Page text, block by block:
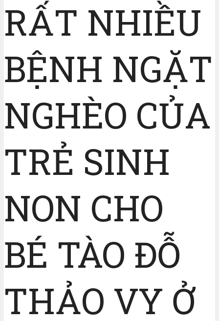
RẤT NHIỀU
BỆNH NGẶT
NGHÈO CỦA
TRẺ SINH
NON CHO
BÉ TÀO ĐỖ
THẢO VY Ở